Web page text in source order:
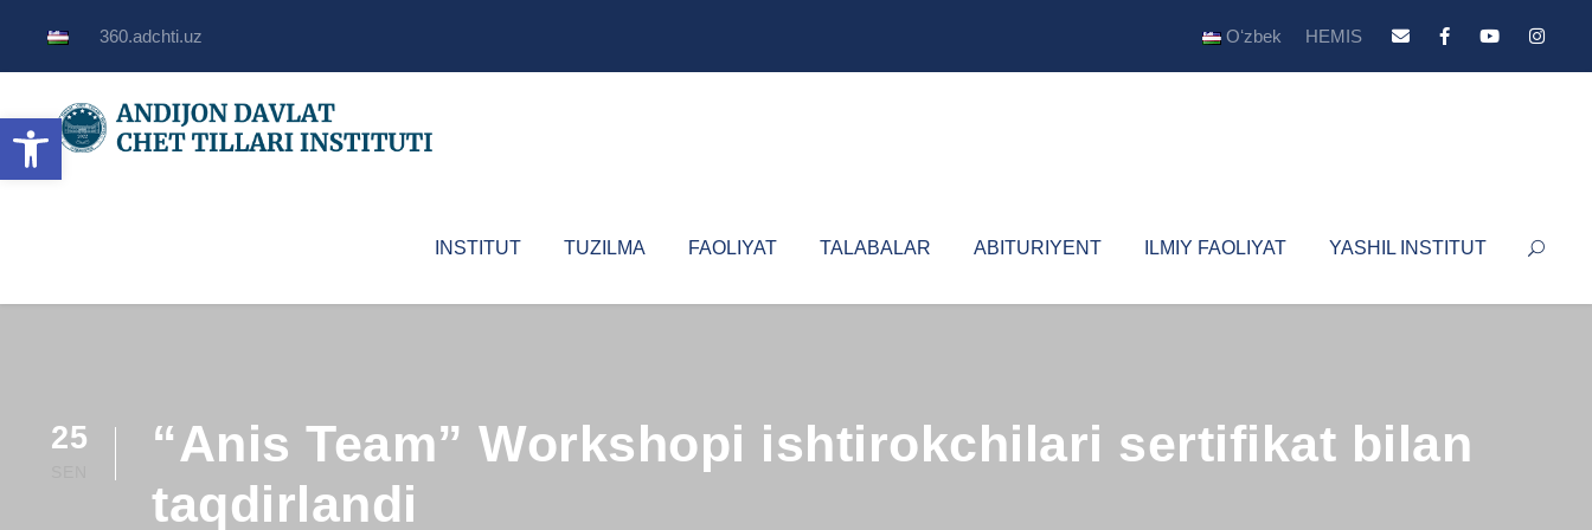
Open toolbar
360.adchti.uz Oʻzbek HEMIS
INSTITUT TUZILMA FAOLIYAT TALABALAR ABITURIYENT ILMIY FAOLIYAT YASHIL INSTITUT
25
“Anis Team” Workshopi ishtirokchilari sertifikat bilan
taqdirlandi